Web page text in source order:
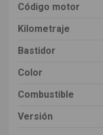
Código motor
Kilometraje
Bastidor
Color
Combustible
Versión